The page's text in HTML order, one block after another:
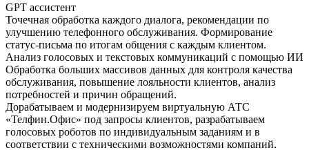
GPT ассистент
Точечная обработка каждого диалога, рекомендации по
улучшению телефонного обслуживания. Формирование
статус-письма по итогам общения с каждым клиентом.
Анализ голосовых и текстовых коммуникаций с помощью ИИ
Обработка больших массивов данных для контроля качества
обслуживания, повышение лояльности клиентов, анализ
потребностей и причин обращений.
Дорабатываем и модернизируем виртуальную АТС
«Телфин.Офис» под запросы клиентов, разрабатываем
голосовых роботов по индивидуальным заданиям и в
соответствии с техническими возможностями компаний.